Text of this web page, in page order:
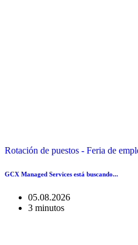
Rotación de puestos - Feria de
GCX Managed Services está buscando...
05.08.2026
3 minutos